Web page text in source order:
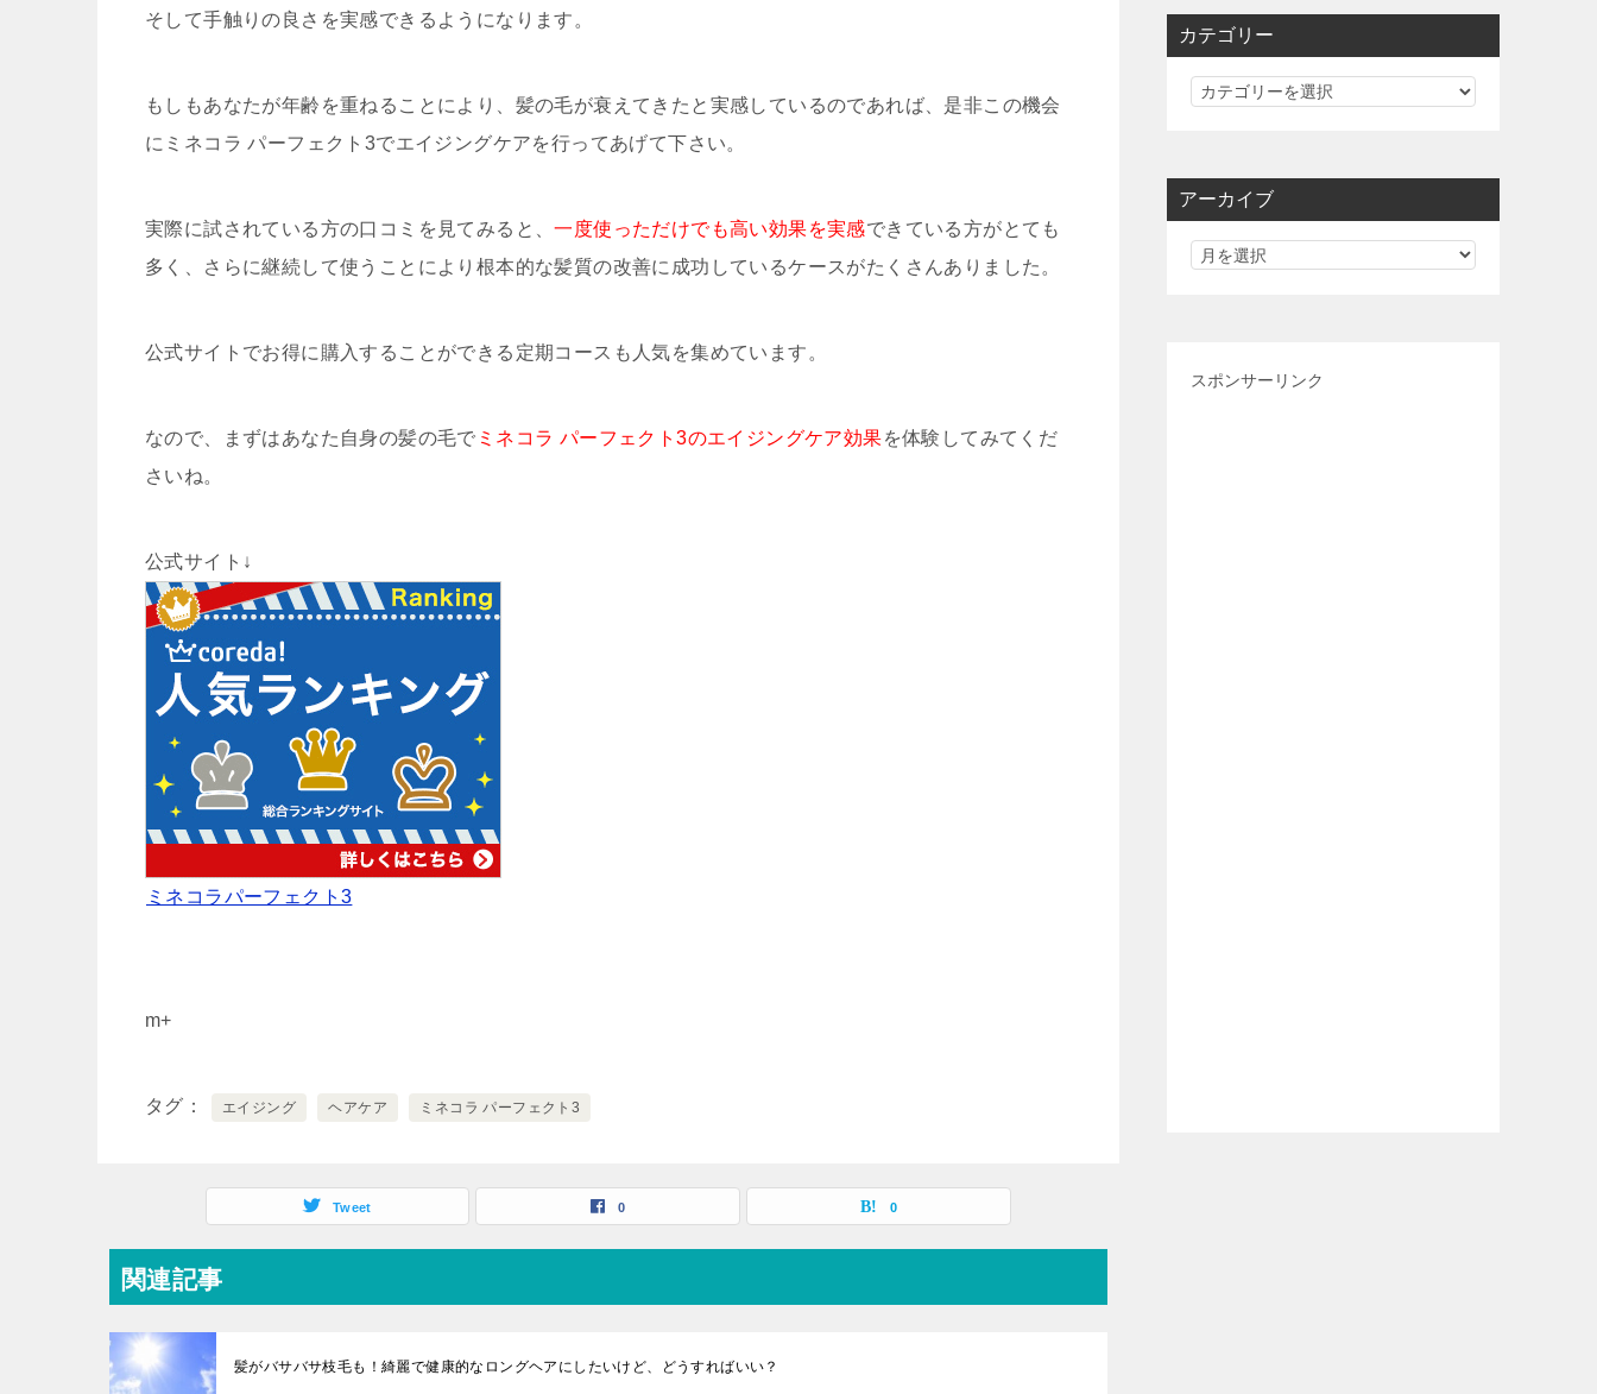
そして手触りの良さを実感できるようになります。
もしもあなたが年齢を重ねることにより、髪の毛が衰えてきたと実感しているのであれば、是非この機会
にミネコラ パーフェクト3でエイジングケアを行ってあげて下さい。
実際に試されている方の口コミを見てみると、一度使っただけでも高い効果を実感できている方がとても
多く、さらに継続して使うことにより根本的な髪質の改善に成功しているケースがたくさんありました。
公式サイトでお得に購入することができる定期コースも人気を集めています。
なので、まずはあなた自身の髪の毛で ミネコラ パーフェクト3のエイジングケア効果を体験してみてくだ
さいね。
公式サイト↓
ミネコラパーフェクト3
m+
タグ エイジング ヘアケア ミネコラ パーフェクト3
Tweet 0 0
関連記事
髪がバサバサ枝毛も！綺麗で健康的なロングヘアにしたいけど、どうすればいい？
カテゴリー
カ
リ
アーカイブ
スポンサーリンク